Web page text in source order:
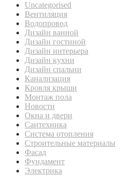
Uncategorised
Вентиляция
Водопровод
Дизайн ванной
Дизайн гостиной
Дизайн интерьера
Дизайн кухни
Дизайн спальни
Канализация
Кровля крыши
Монтаж пола
Новости
Окна и двери
Сантехника
Система отопления
Строительные материалы
Фасад
Фундамент
Электрика